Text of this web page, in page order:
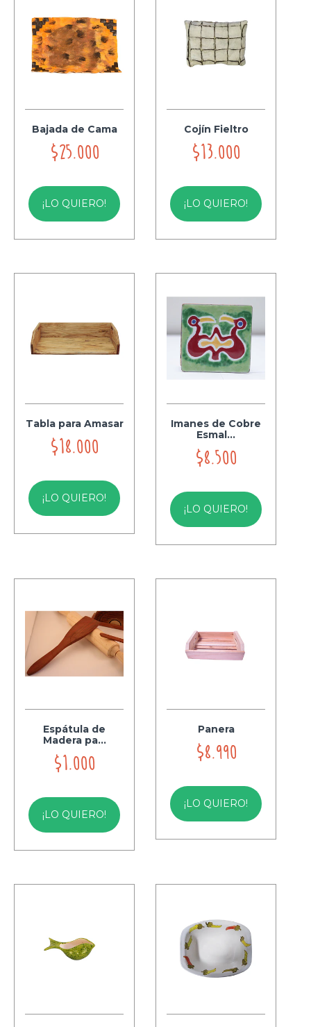
Bajada de Cama
$25.000
¡LO QUIERO!
Cojín Fieltro
$13.000
¡LO QUIERO!
Tabla para Amasar
$18.000
¡LO QUIERO!
Imanes de Cobre
Esmal...
$8.500
¡LO QUIERO!
Espátula de
Madera pa...
$1.000
¡LO QUIERO!
Panera
$8.990
¡LO QUIERO!